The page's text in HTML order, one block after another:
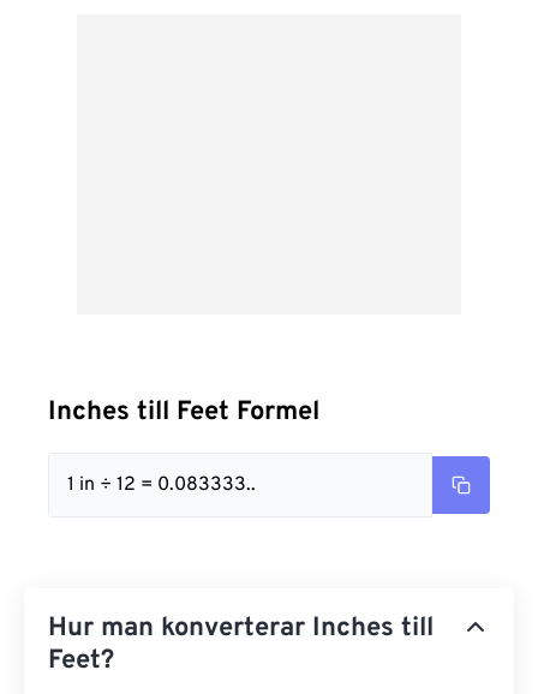
Inches till Feet Formel
1 in ÷ 12 = 0.083333..
Hur man konverterar Inches till
Feet?